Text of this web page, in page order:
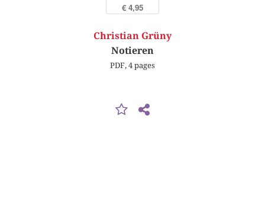
€ 4,95
Christian Grüny
Notieren
PDF, 4 pages